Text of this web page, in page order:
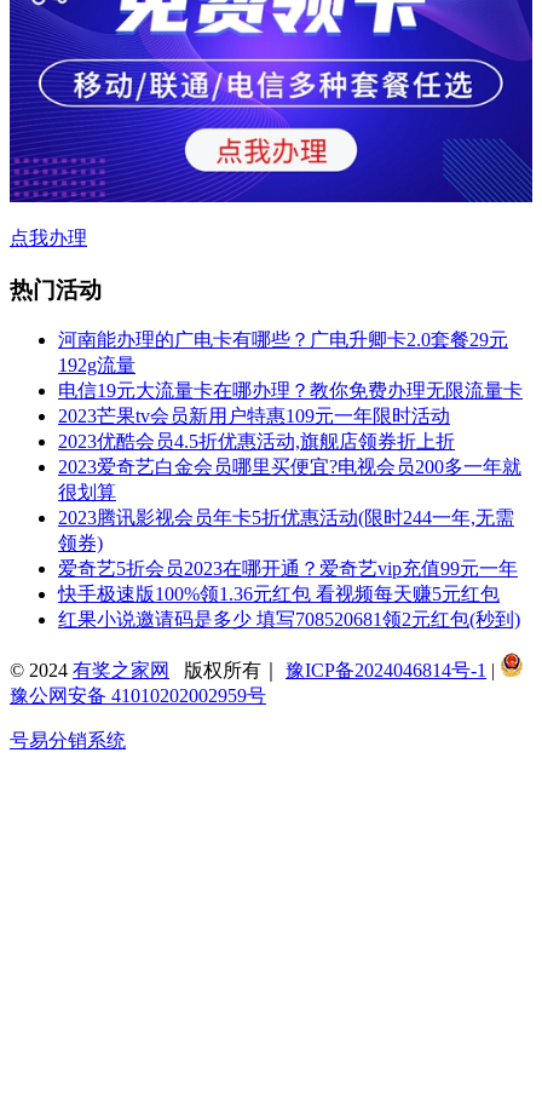
点我办理
热门活动
河南能办理的广电卡有哪些？广电升卿卡2.0套餐29元
192g流量
电信19元大流量卡在哪办理？教你免费办理无限流量卡
2023芒果tv会员新用户特惠109元一年限时活动
2023优酷会员4.5折优惠活动,旗舰店领券折上折
2023爱奇艺白金会员哪里买便宜?电视会员200多一年就
很划算
2023腾讯影视会员年卡5折优惠活动(限时244一年,无需
领券)
爱奇艺5折会员2023在哪开通？爱奇艺vip充值99元一年
快手极速版100%领1.36元红包 看视频每天赚5元红包
红果小说邀请码是多少 填写708520681领2元红包(秒到)
© 2024 有奖之家网 版权所有｜ 豫ICP备2024046814号-1 |
豫公网安备 41010202002959号
号易分销系统